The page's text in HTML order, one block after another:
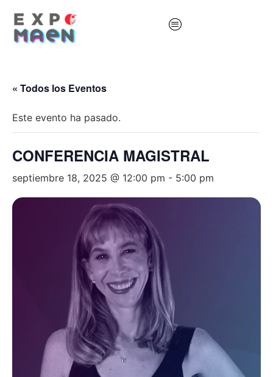
« Todos los Eventos
Este evento ha pasado.
CONFERENCIA MAGISTRAL
septiembre 18, 2025 @ 12:00 pm - 5:00 pm